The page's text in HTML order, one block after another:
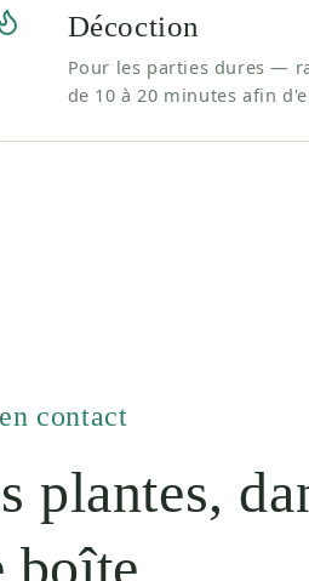
Décoction
Pour les parties dures —
de 10 à 20 minutes afin
contact
plantes,
boîte